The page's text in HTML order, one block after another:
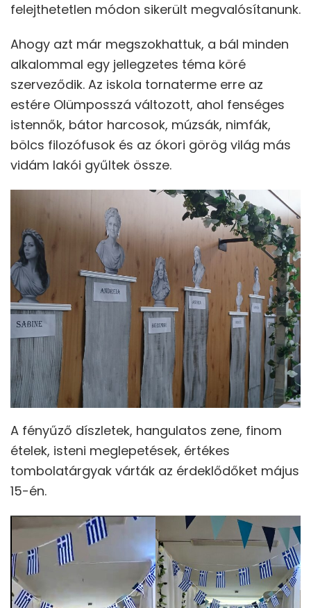
felejthetetlen módon sikerült megvalósítanunk.
Ahogy azt már megszokhattuk, a bál minden
alkalommal egy jellegzetes téma köré
szerveződik. Az iskola tornaterme erre az
estére Olümposszá változott, ahol fenséges
istennők, bátor harcosok, múzsák, nimfák,
bölcs filozófusok és az ókori görög világ más
vidám lakói gyűltek össze.
A fényűző díszletek, hangulatos zene, finom
ételek, isteni meglepetések, értékes
tombolatárgyak várták az érdeklődőket május
15-én.